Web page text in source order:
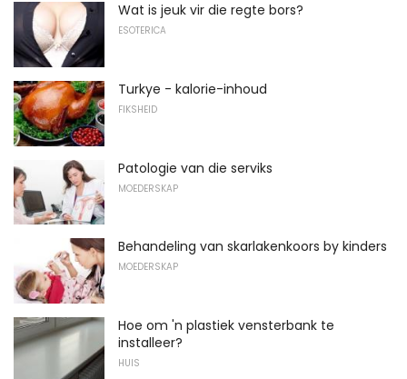
Wat is jeuk vir die regte bors?
ESOTERICA
Turkye - kalorie-inhoud
FIKSHEID
Patologie van die serviks
MOEDERSKAP
Behandeling van skarlakenkoors by kinders
MOEDERSKAP
Hoe om 'n plastiek vensterbank te
installeer?
HUIS